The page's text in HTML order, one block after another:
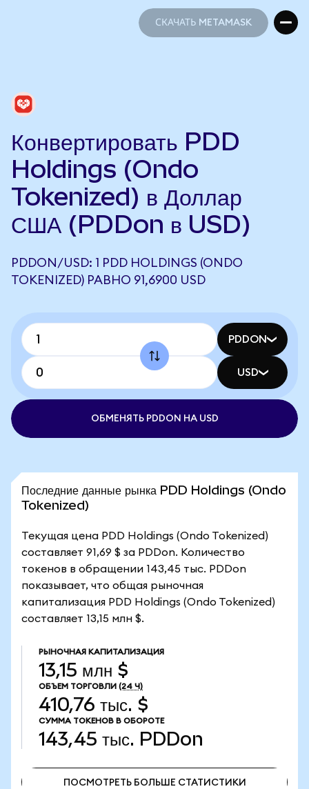
СКАЧАТЬ METAMASK
Конвертировать PDD
Holdings (Ondo
Tokenized) в Доллар
США (PDDon в USD)
PDDON/USD: 1 PDD HOLDINGS (ONDO
TOKENIZED) РАВНО 91,6900 USD
PDDON
USD
ОБМЕНЯТЬ PDDON НА USD
Последние данные рынка PDD Holdings (Ondo
Tokenized)
Текущая цена PDD Holdings (Ondo Tokenized)
составляет 91,69 $ за PDDon. Количество
токенов в обращении 143,45 тыс. PDDon
показывает, что общая рыночная
капитализация PDD Holdings (Ondo Tokenized)
составляет 13,15 млн $.
РЫНОЧНАЯ КАПИТАЛИЗАЦИЯ
13,15 млн $
ОБЪЕМ ТОРГОВЛИ (24 Ч)
410,76 тыс. $
СУММА ТОКЕНОВ В ОБОРОТЕ
143,45 тыс. PDDon
ПОСМОТРЕТЬ БОЛЬШЕ СТАТИСТИКИ